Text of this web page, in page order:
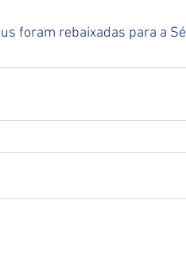
foram rebaixadas para a